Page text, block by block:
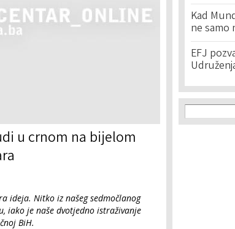
u crnom na bijelom
ideja. Nitko iz našeg sedmočlanog
iako je naše dvotjedno istraživanje
BiH.
Kad
ne samo
EFJ
Search